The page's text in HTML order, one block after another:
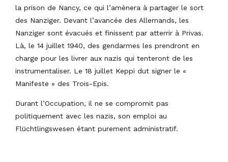
la prison de Nancy, ce qui l’amènera à partager le sort
des Nanziger. Devant l’avancée des Allemands, les
Nanziger sont évacués et finissent par atterrir à Privas.
Là, le 14 juillet 1940, des gendarmes les prendront en
charge pour les livrer aux nazis qui tenteront de les
instrumentaliser. Le 18 juillet Keppi dut signer le «
Manifeste » des Trois-Epis.
Durant l’Occupation, il ne se compromit pas
politiquement avec les nazis, son emploi au
Flüchtlingswesen étant purement administratif.